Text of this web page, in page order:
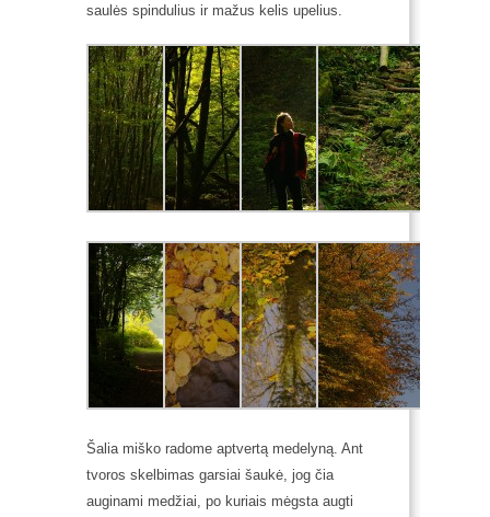
saulės spindulius ir mažus kelis upelius.
Šalia miško radome aptvertą medelyną. Ant
tvoros skelbimas garsiai šaukė, jog čia
auginami medžiai, po kuriais mėgsta augti